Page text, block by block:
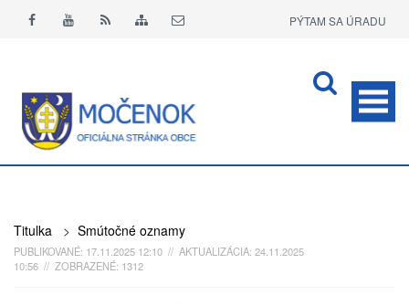
PÝTAM SA ÚRADU
Titulka > Smútočné oznamy
PUBLIKOVANÉ: 17.11.2025 12:10 // AKTUALIZÁCIA: 24.11.2025
10:56 // ZOBRAZENÉ: 1312